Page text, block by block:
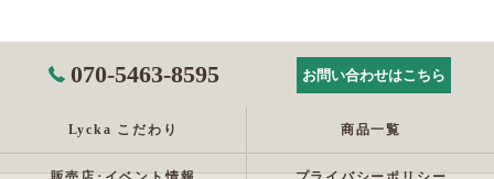
070-5463-8595 お問い合わせはこちら
Lycka こだわり 商品一覧